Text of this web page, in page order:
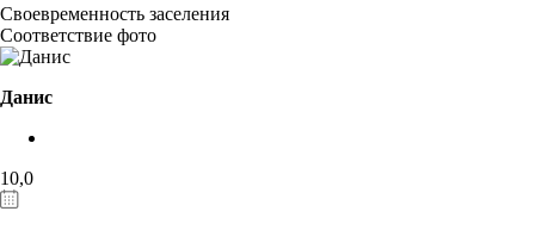
Своевременность заселения
Соответствие фото
Данис
10,0